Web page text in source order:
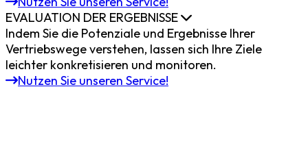
EVALUATION DER ERGEBNISSE
Indem Sie die Potenziale und Ergebnisse Ihrer
Vertriebswege verstehen, lassen sich Ihre Ziele
leichter konkretisieren und monitoren.
Nutzen Sie unseren Service!